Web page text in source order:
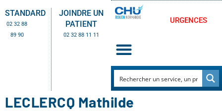
STANDARD
02 32 88
89 90
JOINDRE UN
PATIENT
02 32 88 11 11
URGENCES
LECLERCQ Mathilde